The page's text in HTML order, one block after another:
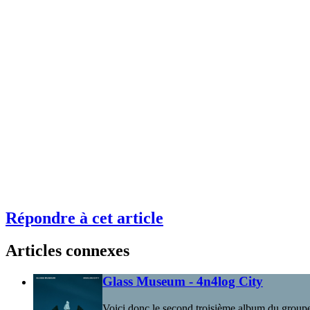
Répondre à cet article
Articles connexes
Glass Museum - 4n4log City